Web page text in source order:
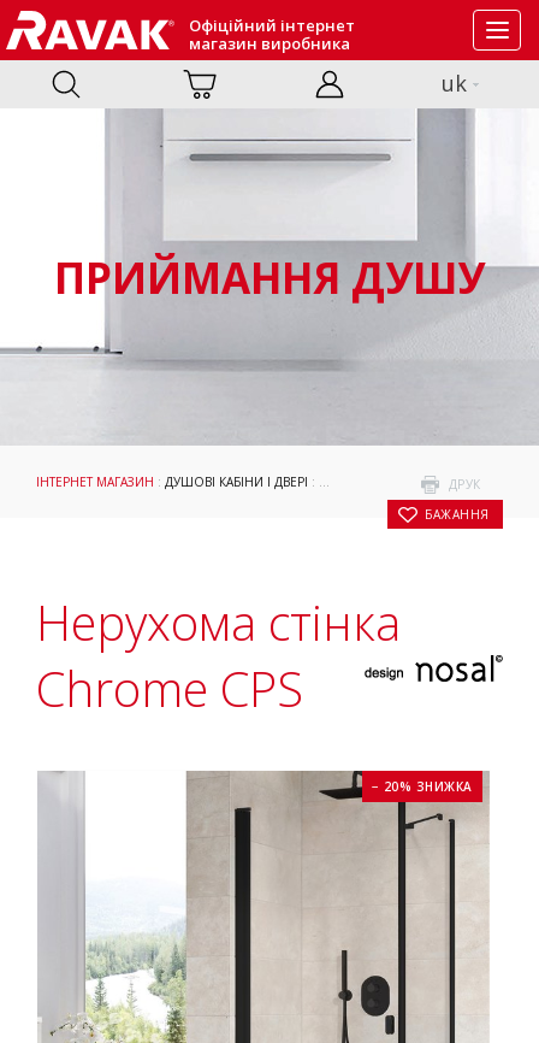
Офіційний інтернет
магазин виробника
uk
ПРИЙМАННЯ ДУШУ
ДРУК
БАЖАННЯ
ІНТЕРНЕТ МАГАЗИН : ДУШОВІ КАБІНИ І ДВЕРІ : ПРИЙМАННЯ ДУШУ : НЕРУХОМА
Нерухома стінка
Chrome CPS
− 20% ЗНИЖКА